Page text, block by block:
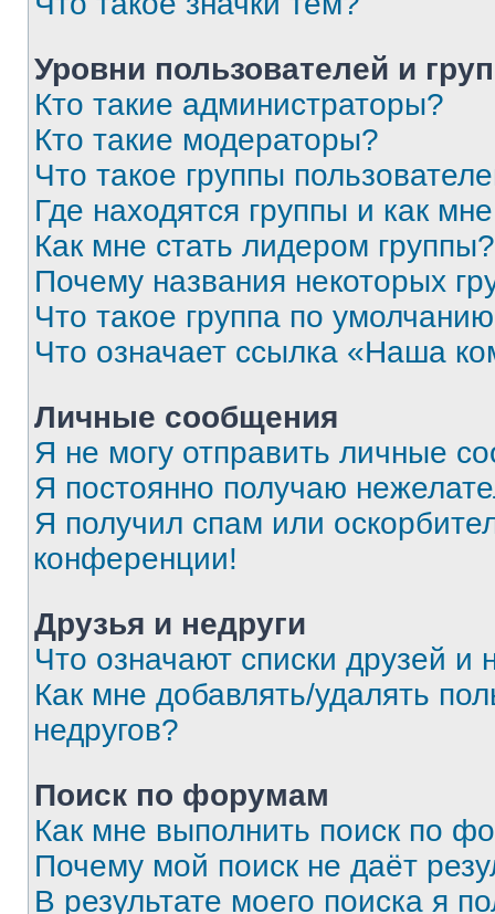
Уровни пользователей и
Кто такие администраторы?
Кто такие модераторы?
Что такое группы
Где находятся группы и как
Как мне стать лидером группы?
Почему названия некоторых
Что такое группа по
Что означает ссылка «Наша
Личные сообщения
Я не могу отправить личные
Я постоянно получаю
Я получил спам или
конференции!
Друзья и недруги
Что означают списки друзей и
Как мне добавлять/удалять
недругов?
Поиск по форумам
Как мне выполнить поиск по
Почему мой поиск не даёт
В результате моего поиска я